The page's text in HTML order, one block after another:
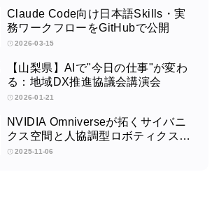
Claude Code向け日本語Skills・実
務ワークフローをGitHubで公開
2026-03-15
【山梨県】AIで"今日の仕事"が変わ
る：地域DX推進協議会講演会
2026-01-21
NVIDIA Omniverseが拓くサイバニ
クス空間と人協調型ロボティクスの
未来：筑波大学サイバニクス研究セ
2025-11-06